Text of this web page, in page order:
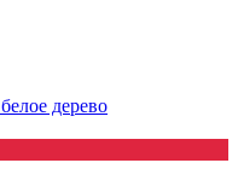
дерево